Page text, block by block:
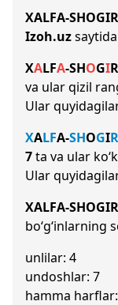
XALFA-
Izoh.uz
XALFA-SHOGIR
va ular qizil
Ular
XALFA-SHOGIR
7ta va ular
Ular
XALFA-
bo‘g‘inlarning
unlilar: 4
undoshlar: 7
hamma harflar: